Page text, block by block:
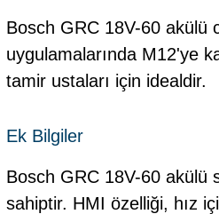
Bosch GRC 18V-60 akülü
uygulamalarında M12'ye
tamir ustaları için idealdir.
Ek Bilgiler
Bosch GRC 18V-60 akülü
sahiptir. HMI özelliği, hız